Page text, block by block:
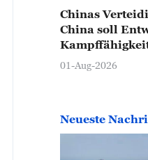
Chinas
China soll
01-Aug-2026
Neueste